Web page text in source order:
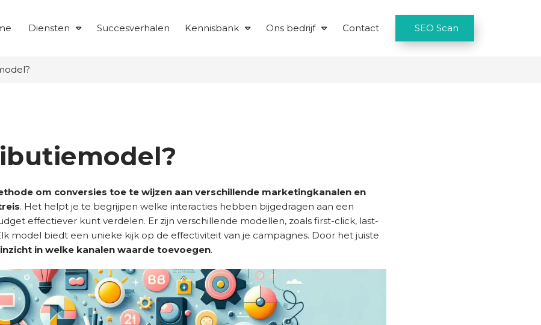
Diensten Succesverhalen Kennisbank Ons bedrijf Contact SEO Scan
om conversies toe te wijzen aan verschillende marketingkanalen en
. Het helpt je te begrijpen welke interacties hebben bijgedragen aan een
effectiever kunt verdelen. Er zijn verschillende modellen, zoals first-click, last-
model biedt een unieke kijk op de effectiviteit van je campagnes. Door het juiste
in welke kanalen waarde toevoegen.